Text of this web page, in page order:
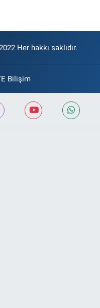
Her hakkı saklıdır.
Bilişim